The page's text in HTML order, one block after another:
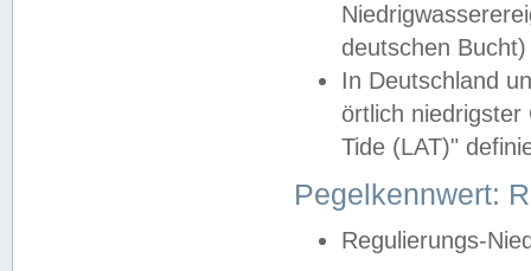
deutschen
In Deutschland
örtlich
Tide (LAT)"
Pegelkennwert:
Regulierungs-